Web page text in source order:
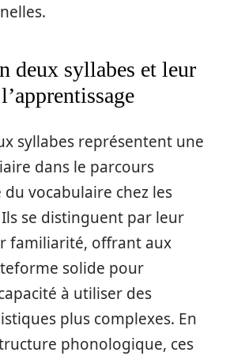
deux syllabes et leur
syllabes représentent une
dans le parcours
du vocabulaire chez les
se distinguent par leur
familiarité, offrant aux
solide pour
à utiliser des
plus complexes. En
phonologique, ces